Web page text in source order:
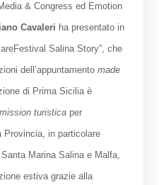
& Congress ed Emotion
Cavaleri ha presentato in
Salina Story”, che
dell’appuntamentomade
di Prima Sicilia è
mission turistica per
Provincia, in particolare
Marina Salina e Malfa,
estiva grazie alla